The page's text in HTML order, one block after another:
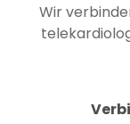
Wir